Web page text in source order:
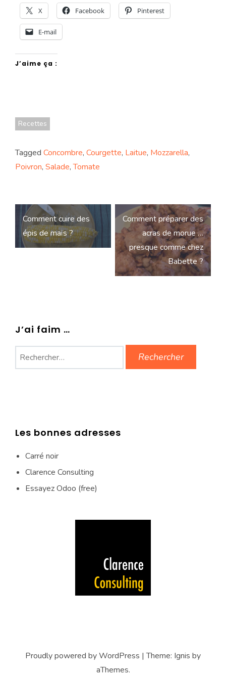
X Facebook Pinterest
E-mail
J’aime ça :
Recettes
Tagged Concombre, Courgette, Laitue, Mozzarella,
Poivron, Salade,Tomate
Navigation
de
l’article
Comment cuire des
épis de maïs ?
Comment préparer des
acras de morue …
presque comme chez
Babette ?
J’ai faim …
Les bonnes adresses
Carré noir
Clarence Consulting
Essayez Odoo (free)
Proudly powered by WordPress |Theme: Ignis by
aThemes.